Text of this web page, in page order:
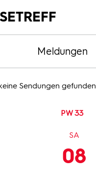
Meldungen
Sendungen gefunden
PW 33
08
SA